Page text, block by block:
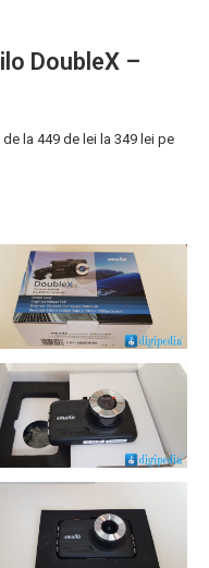
DoubleX –
la 449 de lei la 349 lei pe